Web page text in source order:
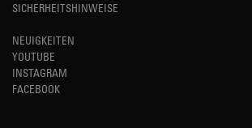
SICHERHEITSHINWEISE
NEUIGKEITEN
YOUTUBE
INSTAGRAM
FACEBOOK